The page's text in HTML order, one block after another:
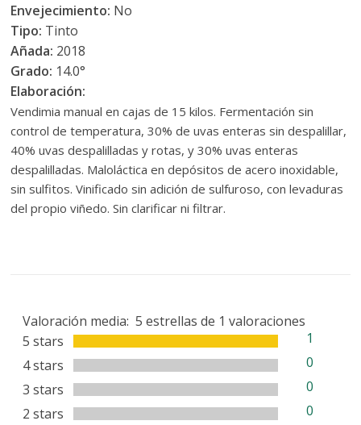
Envejecimiento: No
Tipo: Tinto
Añada: 2018
Grado: 14.0°
Elaboración:
Vendimia manual en cajas de 15 kilos. Fermentación sin
control de temperatura, 30% de uvas enteras sin despalillar,
40% uvas despalilladas y rotas, y 30% uvas enteras
despalilladas. Maloláctica en depósitos de acero inoxidable,
sin sulfitos. Vinificado sin adición de sulfuroso, con levaduras
del propio viñedo. Sin clarificar ni filtrar.
Valoración media:
5 stars
1
4 stars
0
3 stars
0
2 stars
0
5 estrellas de 1 valoraciones